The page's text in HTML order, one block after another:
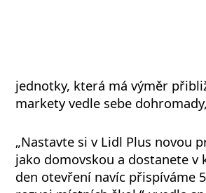
jednotky, která má výměr
markety vedle sebe
„Nastavte si v Lidl Plus novou
jako domovskou a dostanete v
den otevření navíc přispíváme